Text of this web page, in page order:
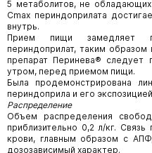
5 метаболитов, не
Сmах периндоприлата
внутрь.
Прием пищи замедляет
периндоприлат, таким
препарат Перинева® следует
утром, перед приемом пищи.
Была продемонстрирована
периндоприла и его
Распределение
Объем распределения
приблизительно 0,2 л/кг.
крови, главным образом с
дозозависимый характер.